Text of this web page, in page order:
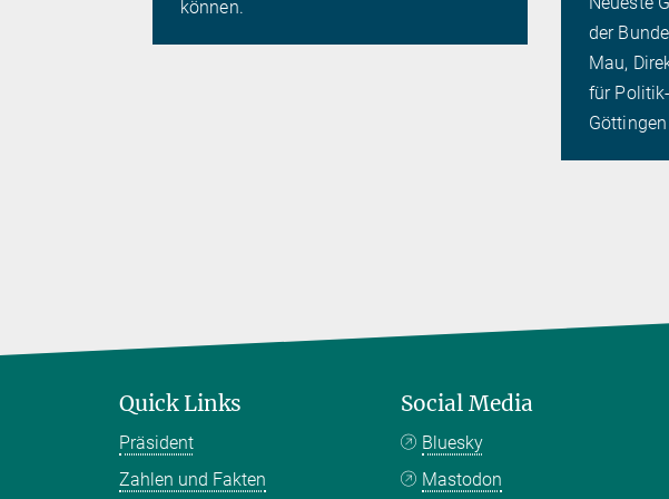
können.
der
Mau,
für
Göttingen
Quick Links
Präsident
Zahlen und Fakten
Social Media
Bluesky
Mastodon